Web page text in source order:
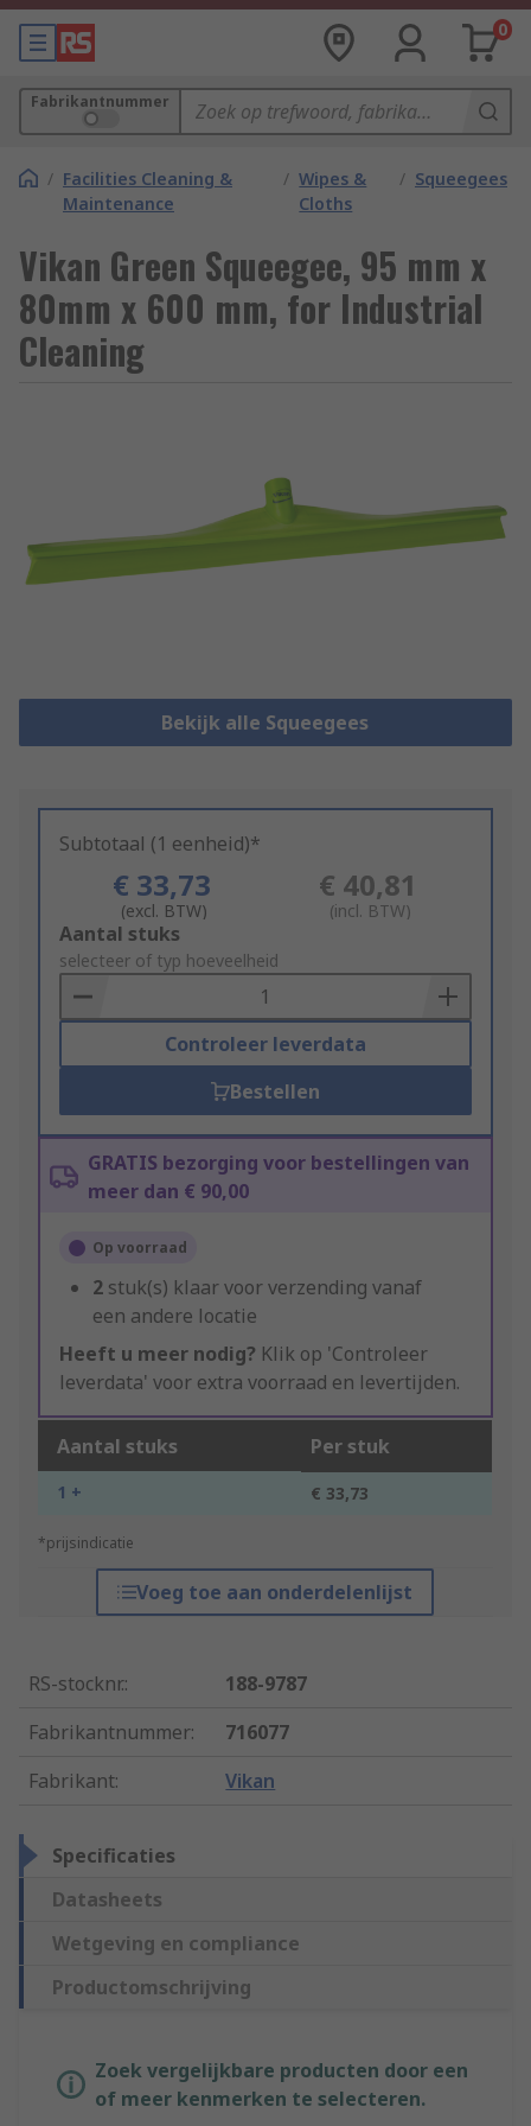
0
Fabrikantnummer
/ Facilities Cleaning &
Maintenance
/ Wipes &
Cloths
/ Squeegees
Vikan Green Squeegee, 95 mm x
80mm x 600 mm, for Industrial
Cleaning
Bekijk alle Squeegees
Subtotaal (1 eenheid)*
€ 33,73
(excl. BTW)
€ 40,81
(incl. BTW)
Add
to
Basket
Aantal stuks
selecteer of typ hoeveelheid
Controleer leverdata
Bestellen
GRATIS bezorging voor bestellingen van
meer dan € 90,00
Op voorraad
2 stuk(s) klaar voor verzending vanaf
een andere locatie
Heeft u meer nodig? Klik op 'Controleer
leverdata' voor extra voorraad en levertijden.
Aantal stuks Per stuk
1 + € 33,73
*prijsindicatie
Voeg toe aan onderdelenlijst
RS-stocknr.:
188-9787
Fabrikantnummer:
716077
Fabrikant: Vikan
Specificaties
Datasheets
Wetgeving en compliance
Productomschrijving
Zoek vergelijkbare producten door een
of meer kenmerken te selecteren.